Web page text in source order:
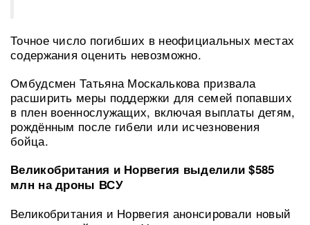
Точное число погибших в неофициальных местах
содержания оценить невозможно.
Омбудсмен Татьяна Москалькова призвала
расширить меры поддержки для семей попавших
в плен военнослужащих, включая выплаты детям,
рождённым после гибели или исчезновения
бойца.
Великобритания и Норвегия выделили $585
млн на дроны ВСУ
Великобритания и Норвегия анонсировали новый